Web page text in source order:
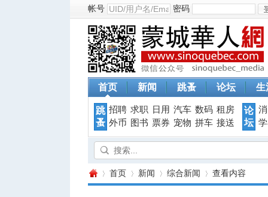
帐号 密码
首页 新闻 跳蚤 论坛 生
跳
蚤
招聘 求职 日用 汽车 数码 租房
外币
图书 票券 宠物 拼车 接送
论
坛
首页 新闻 综合新闻 查看内容